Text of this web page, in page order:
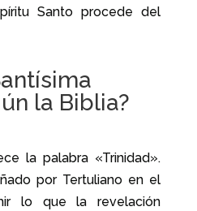
Santo procede del
la Biblia?
la palabra «Trinidad».
por Tertuliano en el
lo que la revelación